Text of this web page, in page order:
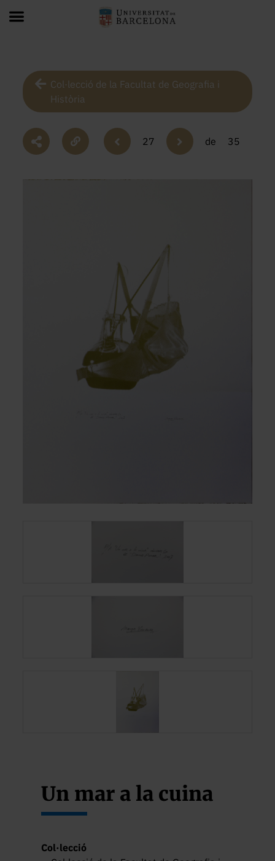
Col·lecció de la Facultat de Geografia i
Història
27 de 35
Un mar a la cuina
Col·lecció